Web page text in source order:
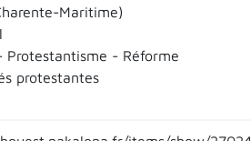
Maritime)
Protestantisme - Réforme
protestantes